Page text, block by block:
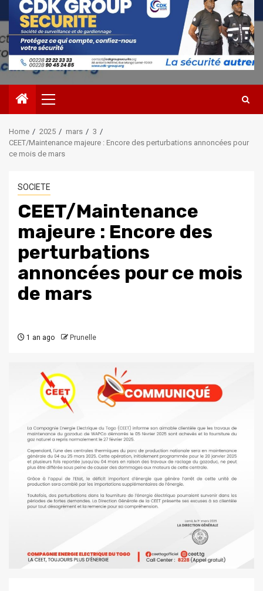
Primary
Menu
Home 2025 mars
3
CEET/Maintenance majeure : Encore des perturbations annoncées pour
ce mois de mars
SOCIETE
CEET/Maintenance
majeure : Encore des
perturbations
annoncées pour ce mois
de mars
1 an ago Prunelle